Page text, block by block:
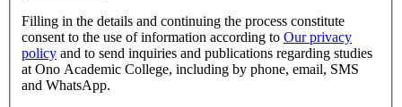
Filling in the details and continuing the process constitute
consent to the use of information according to Our privacy
policy and to send inquiries and publications regarding studies
at Ono Academic College, including by phone, email, SMS
and WhatsApp.